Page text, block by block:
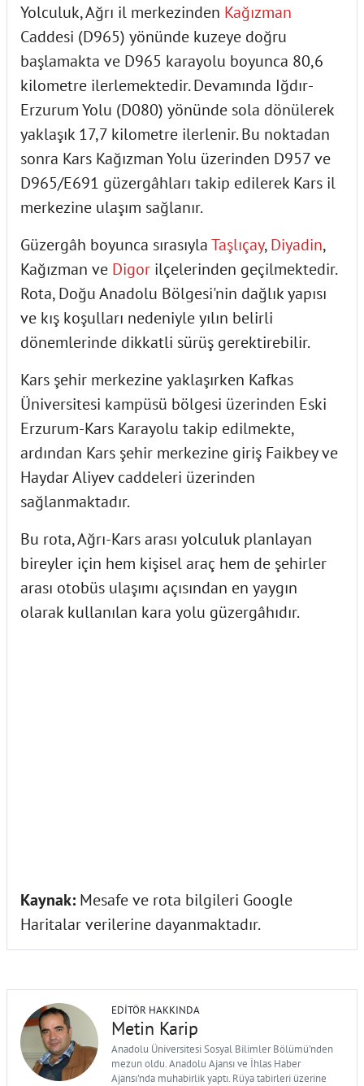
Yolculuk, Ağrı il merkezinden Kağızman
Caddesi (D965) yönünde kuzeye doğru
başlamakta ve D965 karayolu boyunca 80,6
kilometre ilerlemektedir. Devamında Iğdır-
Erzurum Yolu (D080) yönünde sola dönülerek
yaklaşık 17,7 kilometre ilerlenir. Bu noktadan
sonra Kars Kağızman Yolu üzerinden D957 ve
D965/E691 güzergâhları takip edilerek Kars il
merkezine ulaşım sağlanır.
Güzergâh boyunca sırasıylaTaşlıçay,Diyadin,
Kağızman ve Digor ilçelerinden geçilmektedir.
Rota, Doğu Anadolu Bölgesi'nin dağlık yapısı
ve kış koşulları nedeniyle yılın belirli
dönemlerinde dikkatli sürüş gerektirebilir.
Kars şehir merkezine yaklaşırken Kafkas
Üniversitesi kampüsü bölgesi üzerinden Eski
Erzurum-Kars Karayolu takip edilmekte,
ardından Kars şehir merkezine giriş Faikbey ve
Haydar Aliyev caddeleri üzerinden
sağlanmaktadır.
Bu rota, Ağrı-Kars arası yolculuk planlayan
bireyler için hem kişisel araç hem de şehirler
arası otobüs ulaşımı açısından en yaygın
olarak kullanılan kara yolu güzergâhıdır.
Kaynak: Mesafe ve rota bilgileri Google
Haritalar verilerine dayanmaktadır.
EDITÖR HAKKINDA
Metin Karip
Anadolu Üniversitesi Sosyal Bilimler Bölümü'nden
mezun oldu. Anadolu Ajansı ve İhlas Haber
Ajansı'nda muhabirlik yaptı. Rüya tabirleri üzerine